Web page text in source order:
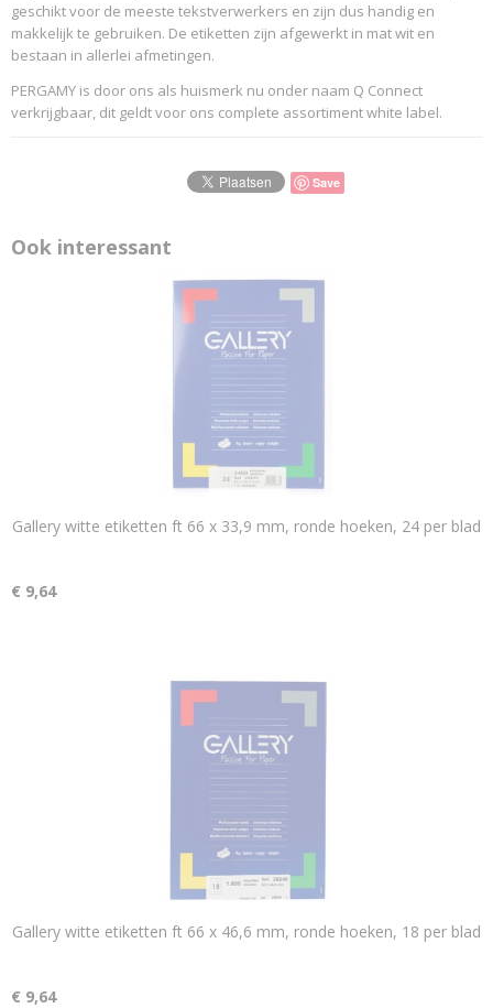
geschikt voor de meeste tekstverwerkers en zijn dus handig en
makkelijk te gebruiken. De etiketten zijn afgewerkt in mat wit en
bestaan in allerlei afmetingen.
PERGAMY is door ons als huismerk nu onder naam Q Connect
verkrijgbaar, dit geldt voor ons complete assortiment white label.
Save
Ook interessant
Gallery witte etiketten ft 66 x 33,9 mm, ronde hoeken, 24 per blad
€ 9,64
Gallery witte etiketten ft 66 x 46,6 mm, ronde hoeken, 18 per blad
€ 9,64